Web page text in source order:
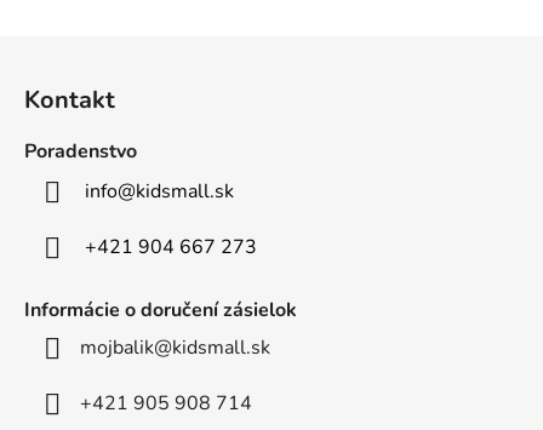
Kontakt
Poradenstvo
info@kidsmall.sk
+421 904 667 273
Informácie o doručení zásielok
mojbalik@kidsmall.sk
+421 905 908 714